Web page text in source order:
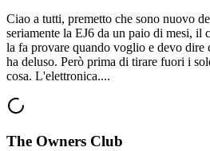
Ciao a tutti, premetto che sono nuovo
seriamente la EJ6 da un paio di mesi, il
la fa provare quando voglio e devo
ha deluso. Però prima di tirare fuori i
cosa. L'elettronica....
The Owners Club